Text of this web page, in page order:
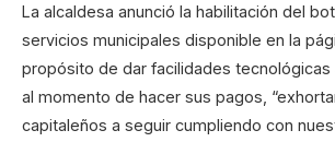
La alcaldesa anunció la habilitación del
servicios municipales disponible en la
propósito de dar facilidades tecnológicas
al momento de hacer sus pagos,
capitaleños a seguir cumpliendo con